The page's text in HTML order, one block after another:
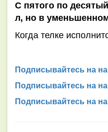
С пятого по
л, но в
Когда телке
Подписывайтесь на
Подписывайтесь на
Подписывайтесь на